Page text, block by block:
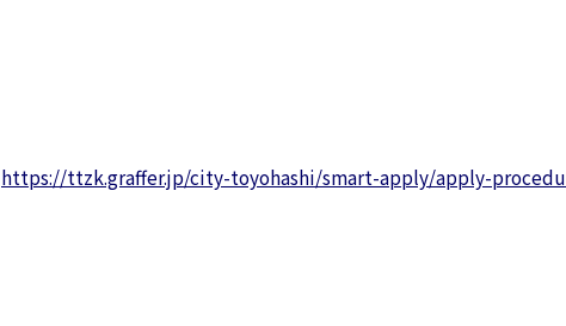
https://ttzk.graffer.jp/city-toyohashi/smart-apply/apply-